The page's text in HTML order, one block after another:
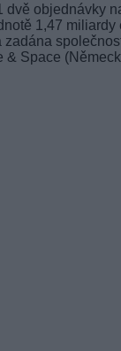
dvě objednávky
1,47 miliardy
zadána
& Space